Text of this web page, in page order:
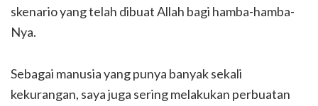
skenario yang telah dibuat Allah bagi hamba-hamba-
Nya.
Sebagai manusia yang punya banyak sekali
kekurangan, saya juga sering melakukan perbuatan